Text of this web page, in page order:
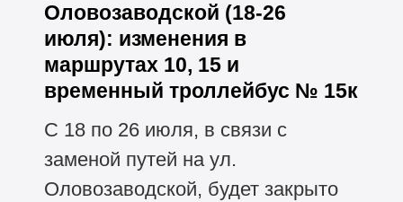
Оловозаводской (18-26
июля): изменения в
маршрутах 10, 15 и
временный троллейбус № 15к
С 18 по 26 июля, в связи с
заменой путей на ул.
Оловозаводской, будет закрыто